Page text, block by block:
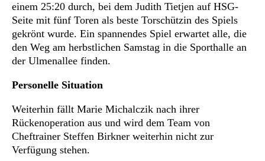
einem 25:20 durch, bei dem Judith Tietjen auf HSG-
Seite mit fünf Toren als beste Torschützin des Spiels
gekrönt wurde. Ein spannendes Spiel erwartet alle, die
den Weg am herbstlichen Samstag in die Sporthalle an
der Ulmenallee finden.
Personelle Situation
Weiterhin fällt Marie Michalczik nach ihrer
Rückenoperation aus und wird dem Team von
Cheftrainer Steffen Birkner weiterhin nicht zur
Verfügung stehen.